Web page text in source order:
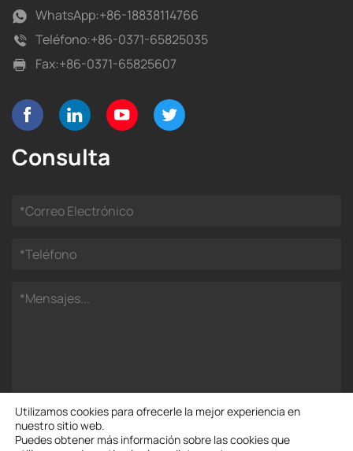
WhatsApp:+86-18838114766
Teléfono:+86-0371-65825035
Fax:+86-0371-65825607
Consulta
Utilizamos cookies para ofrecerle la mejor experiencia en
nuestro sitio web.
Puedes obtener más información sobre las cookies que